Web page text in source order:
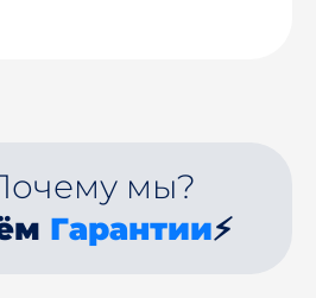
мы?
Гарантии⚡